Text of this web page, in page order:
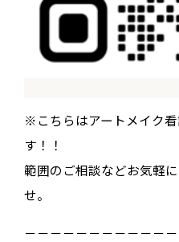
※こちらはアートメイク
す！！
範囲のご相談などお気軽
せ。
－－－－－－－－－－－